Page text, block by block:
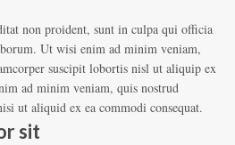
non proident, sunt in culpa qui officia
Ut wisi enim ad minim veniam,
suscipit lobortis nisl ut aliquip ex
ad minim veniam, quis nostrud
ut aliquid ex ea commodi consequat.
sit